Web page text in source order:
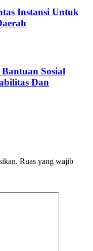
Instansi Untuk
Sosial
Dan
Ruas yang wajib